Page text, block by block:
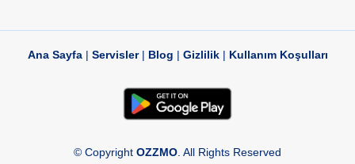
Ana Sayfa| Servisler| Blog | Gizlilik| Kullanım Koşulları
© Copyright OZZMO . All Rights Reserved